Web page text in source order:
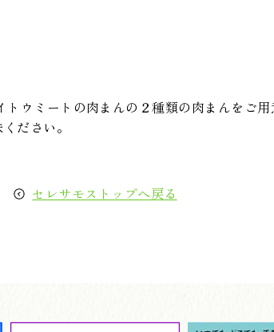
ウミートの肉まんの２種類の肉まんをご
ださい。
セレサモストップへ戻る